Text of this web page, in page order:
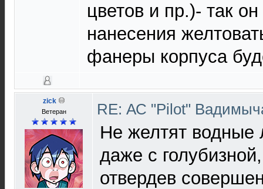
цветов и пр.)- так
нанесения
фанеры корпуса
zick
Ветеран RE: АС "Pilot"
Не желтят водные
даже с
отвердев